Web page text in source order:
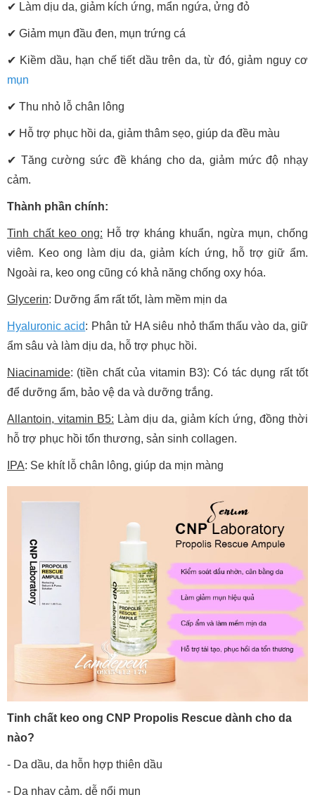
✔ Làm dịu da, giảm kích ứng, mẩn ngứa, ửng đỏ
✔ Giảm mụn đầu đen, mụn trứng cá
✔ Kiềm dầu, hạn chế tiết dầu trên da, từ đó, giảm nguy cơ
mụn
✔ Thu nhỏ lỗ chân lông
✔ Hỗ trợ phục hồi da, giảm thâm sẹo, giúp da đều màu
✔ Tăng cường sức đề kháng cho da, giảm mức độ nhạy
cảm.
Thành phần chính:
Tinh chất keo ong: Hỗ trợ kháng khuẩn, ngừa mụn, chống
viêm. Keo ong làm dịu da, giảm kích ứng, hỗ trợ giữ ẩm.
Ngoài ra, keo ong cũng có khả năng chống oxy hóa.
Glycerin: Dưỡng ẩm rất tốt, làm mềm mịn da
Hyaluronic acid: Phân tử HA siêu nhỏ thẩm thấu vào da, giữ
ẩm sâu và làm dịu da, hỗ trợ phục hồi.
Niacinamide: (tiền chất của vitamin B3): Có tác dụng rất tốt
để dưỡng ẩm, bảo vệ da và dưỡng trắng.
Allantoin, vitamin B5: Làm dịu da, giảm kích ứng, đồng thời
hỗ trợ phục hồi tổn thương, sản sinh collagen.
IPA: Se khít lỗ chân lông, giúp da mịn màng
Tinh chất keo ong CNP Propolis Rescue dành cho da
nào?
- Da dầu, da hỗn hợp thiên dầu
- Da nhạy cảm, dễ nổi mụn